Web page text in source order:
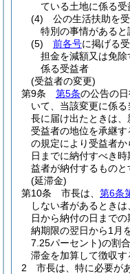
ている土地に係る受
(4)
公の生活扶助を
特別の事情がある
(5)
前各号に掲げる
担金を減額又は免
係る受益者
(受益者の変更)
第9条
第5条の公告の
いて、当該変更に係
長に届け出たときは
受益者の地位を承継す
の規定により受益者
日までに納付すべき
益者が納付するものと
(延滞金)
第10条
市長は、 第6条
しない者があるとき
日から納付の日まで
納期限の翌日から1月
7.25パーセント)の割
滞金を加算して徴収す
2
市長は、特に必要が